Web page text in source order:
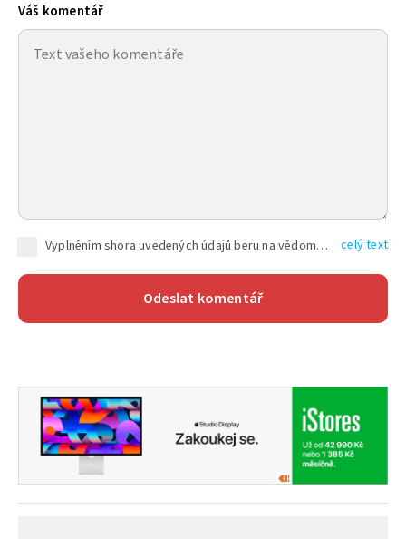
Váš komentář
Vyplněním shora uvedených údajů beru na vědomí, že společnost TEXT FACTORY s.r.o., sídlem Brno, Durďákova 336/29, Černá Pole, PSČ: 613 00, IČ: 06157831, zapsané u Krajského soudu v Brně, oddíl C, vložka 100399, bude zpracovávat mé osobní údaje uvedené v rámci mnou vyplněného registračního formuláře na základě oprávněných zájmů TEXT FACTORY s.r.o. dle čl. 6 odst. 1 písm. f) GDPR a pro splnění právních povinností (čl. 6 odst. 1 písm. c) GDPR), a to pro tyto účely: nezbytnost zajistit oprávnění návštěvníka webových stránek provozovaných společností TEXT FACTORY s.r.o. přispívat aktivně ke zveřejněným článkům nebo v rámci diskusních fór a výkon práv TEXT FACTORY s.r.o. jako administrátora těchto diskusních fór. Více informací o zpracování osobních údajů a právech lze nalézt v celý text